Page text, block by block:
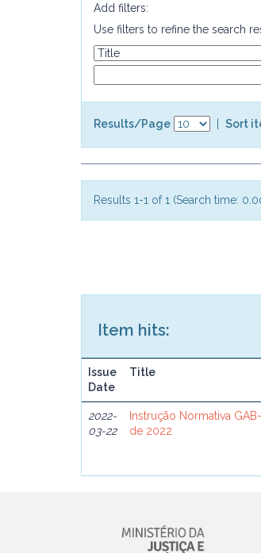
Add filters:
Use filters to refine the search
Results/Page Sort
Results 1-1 of 1 (Search time:
Item hits:
Issue
Date
Title
2022-
03-22
Instrução Normativa
de 2022